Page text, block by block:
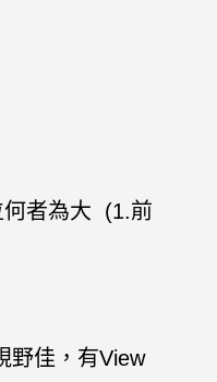
者為大 (1.前
野佳，有View